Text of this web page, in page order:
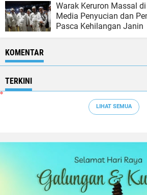
Warak Keruron Massal
Media Penyucian dan
Pasca Kehilangan Janin
KOMENTAR
TERKINI
LIHAT SEMUA